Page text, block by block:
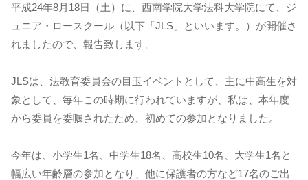
平成24年8月18日（土）に、西南学院大学法科大学院にて、ジ
ュニア・ロースクール（以下「JLS」といいます。）が開催さ
れましたので、報告致します。
JLSは、法教育委員会の目玉イベントとして、主に中高生を対
象として、毎年この時期に行われていますが、私は、本年度
から委員を委嘱されたため、初めての参加となりました。
今年は、小学生1名、中学生18名、高校生10名、大学生1名と
幅広い年齢層の参加となり、他に保護者の方など17名のご出